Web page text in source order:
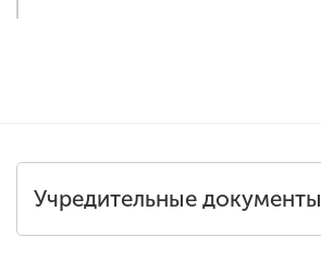
Учредительные документы